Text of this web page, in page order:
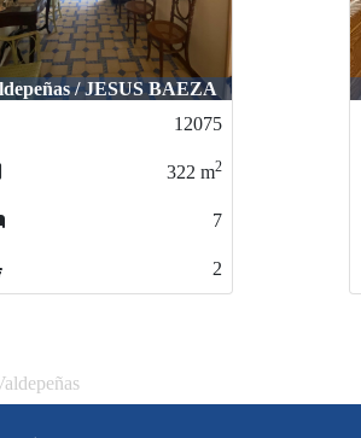
/ JESUS BAEZA
12075
322 m2
7
2